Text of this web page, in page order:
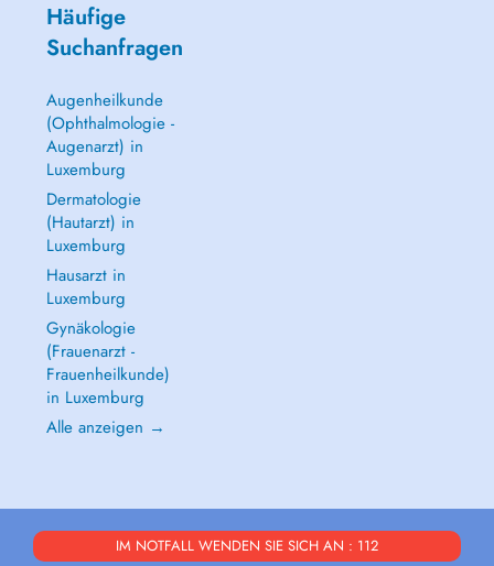
Häufige
Suchanfragen
Augenheilkunde
(Ophthalmologie -
Augenarzt) in
Luxemburg
Dermatologie
(Hautarzt) in
Luxemburg
Hausarzt in
Luxemburg
Gynäkologie
(Frauenarzt -
Frauenheilkunde)
in Luxemburg
Alle anzeigen →
IM NOTFALL WENDEN SIE SICH AN : 112